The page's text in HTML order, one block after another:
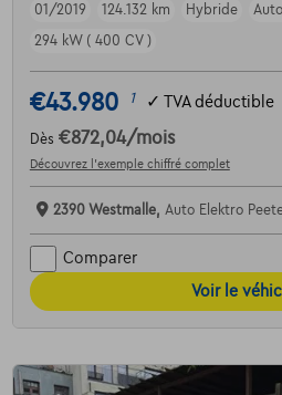
01/2019
124.132 km Hybride
294 kW ( 400 CV )
€43.980 1 ✓ TVA déductible
Dès €872,04/mois
Découvrez l’exemple chiffré complet
2390 Westmalle, Auto Elektro
Comparer
Voir le